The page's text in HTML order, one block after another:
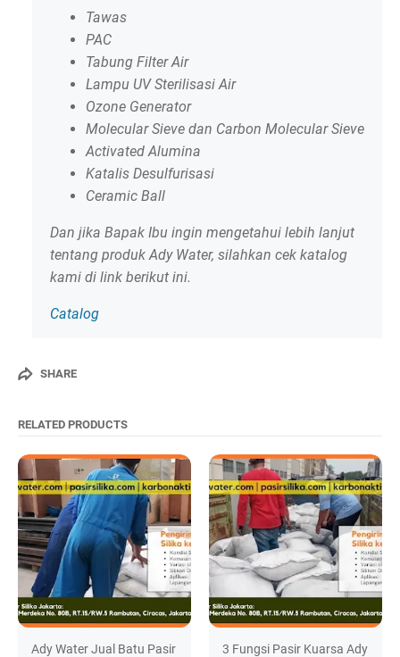
Tawas
PAC
Tabung Filter Air
Lampu UV Sterilisasi Air
Ozone Generator
Molecular Sieve dan Carbon Molecular Sieve
Activated Alumina
Katalis Desulfurisasi
Ceramic Ball
Dan jika Bapak Ibu ingin mengetahui lebih lanjut
tentang produk Ady Water, silahkan cek katalog
kami di link berikut ini.
Catalog
SHARE
RELATED PRODUCTS
Ady Water Jual Batu Pasir
3 Fungsi Pasir Kuarsa Ady